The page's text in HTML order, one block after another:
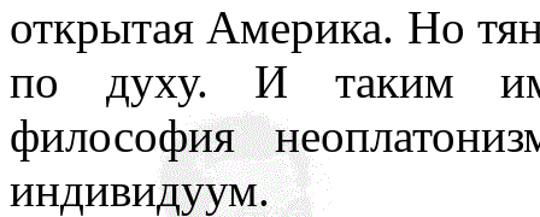
открытая Америка. Но
по духу. И таким
философия
индивидуум.